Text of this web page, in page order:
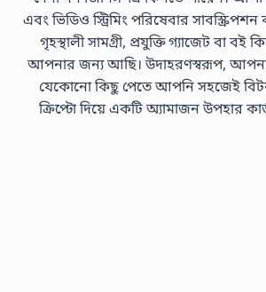
এবং ভিডিও স্ট্রিমিং পরিষেবার
গৃহস্থালী সামগ্রী, প্রযুক্তি গ্যাজেট বা
আপনার জন্য আছি। উদাহরণস্বরূপ,
যেকোনো কিছু পেতে আপনি সহজেই
ক্রিপ্টো দিয়ে একটি অ্যামাজন উপহার